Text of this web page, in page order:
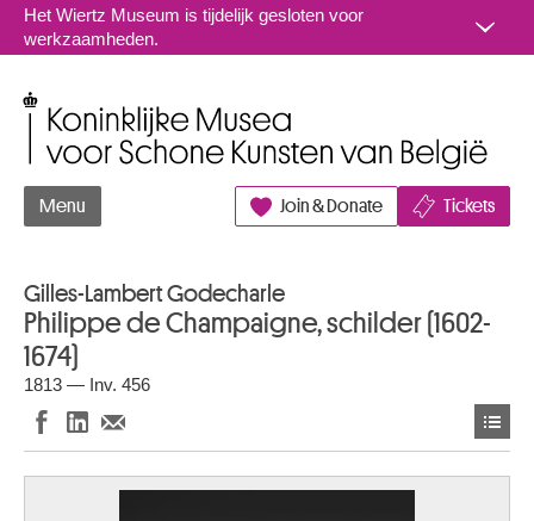
Naar inhoud
Het Wiertz Museum is tijdelijk gesloten voor
werkzaamheden.
Menu Join & Donate Tickets
Gilles-Lambert Godecharle
Philippe de Champaigne, schilder (1602-
1674)
1813 — Inv. 456